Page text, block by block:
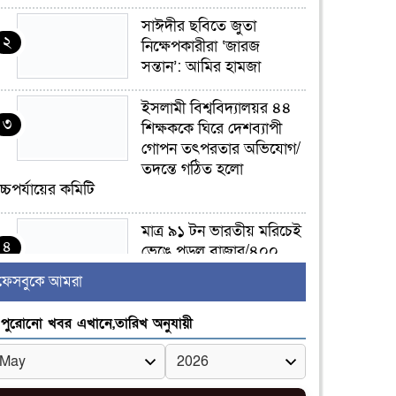
২
সাঈদীর ছবিতে জুতা
নিক্ষেপকারীরা ‘জারজ
সন্তান’: আমির হামজা
৩
ইসলামী বিশ্ববিদ্যালয়র ৪৪
শিক্ষককে ঘিরে দেশব্যাপী
গোপন তৎপরতার অভিযোগ/
তদন্তে গঠিত হলো
কমিটি
৪
মাত্র ৯১ টন ভারতীয় মরিচেই
ভেঙে পড়ল বাজার/৪০০
৫
জুলাই আন্দোলন ছিল
সম্মিলিত, লক্ষ্য হওয়া উচিত
ঐক্য ও রাষ্ট্রগঠন
আমরা
পুরোনো খবর এখানে,তারিখ অনুযায়ী